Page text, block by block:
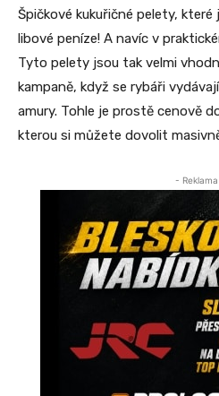
Špičkové kukuřičné pelety,
libové peníze! A navíc v
Tyto pelety jsou tak velmi
kampaně, když se rybáři
amury. Tohle je prostě cenově
kterou si můžete dovolit
-